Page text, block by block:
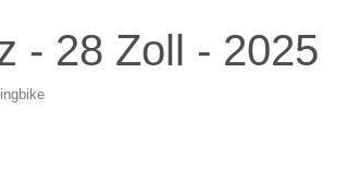
- 28 Zoll - 2025